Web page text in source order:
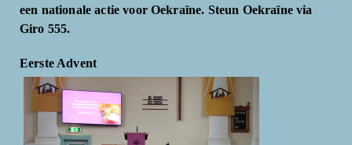
een nationale actie voor Oekraïne. Steun Oekraïne via
Giro 555.
Eerste Advent